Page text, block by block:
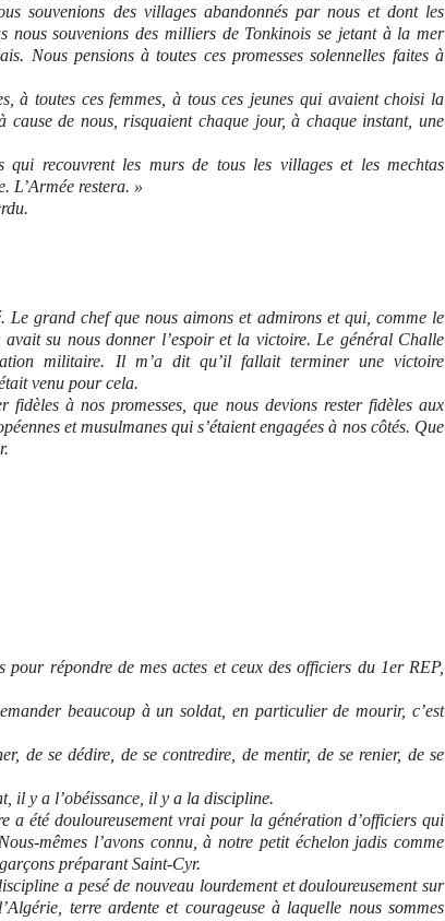
souvenions des villages abandonnés par nous et dont les
nous souvenions des milliers de Tonkinois se jetant à la mer
Nous pensions à toutes ces promesses solennelles faites à
à toutes ces femmes, à tous ces jeunes qui avaient choisi la
cause de nous, risquaient chaque jour, à chaque instant, une
qui recouvrent les murs de tous les villages et les mechtas
L’Armée restera. »
grand chef que nous aimons et admirons et qui, comme le
su nous donner l’espoir et la victoire. Le général Challe
militaire. Il m’a dit qu’il fallait terminer une victoire
venu pour cela.
fidèles à nos promesses, que nous devions rester fidèles aux
et musulmanes qui s’étaient engagées à nos côtés. Que
pour répondre de mes actes et ceux des officiers du 1er REP,
beaucoup à un soldat, en particulier de mourir, c’est
de se dédire, de se contredire, de mentir, de se renier, de se
il y a l’obéissance, il y a la discipline.
a été douloureusement vrai pour la génération d’officiers qui
mêmes l’avons connu, à notre petit échelon jadis comme
préparant Saint-Cyr.
a pesé de nouveau lourdement et douloureusement sur
terre ardente et courageuse à laquelle nous sommes